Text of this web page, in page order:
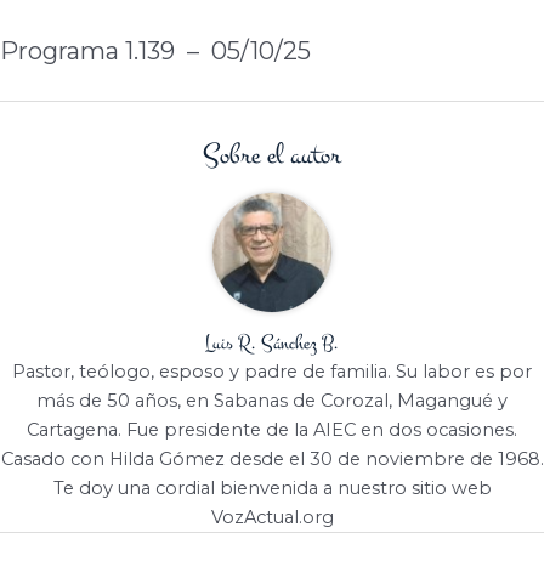
Programa 1.139 – 05/10/25
Sobre el autor
Luis R. Sánchez B.
Pastor, teólogo, esposo y padre de familia. Su labor es por
más de 50 años, en Sabanas de Corozal, Magangué y
Cartagena. Fue presidente de la AIEC en dos ocasiones.
Casado con Hilda Gómez desde el 30 de noviembre de 1968.
Te doy una cordial bienvenida a nuestro sitio web
VozActual.org